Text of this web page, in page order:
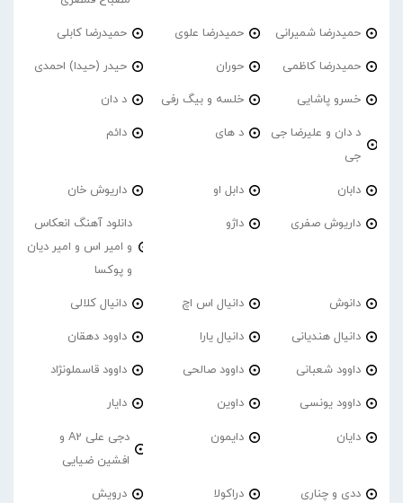
حمیدرضا شمیرانی حمیدرضا علوی حمیدرضا کابلی
حمیدرضا کاظمی حوران حیدر (حیدا) احمدی
خسرو پاشایی خلسه و بیگ رفی د دان
د دان و علیرضا جی
جی
د های دائم
دابان دابل او داریوش خان
داریوش صفری داژو
دانلود آهنگ انعکاس
و امیر اس و امیر دیان
و پوکسا
دانوش دانیال اس اچ دانیال کلالی
دانیال هندیانی دانیال یارا داوود دهقان
داوود شعبانی داوود صالحی داوود قاسملونژاد
داوود یونسی داوین دایار
دایان دایمون
دجی علی A2 و
افشین ضیایی
ددی و چناری دراکولا درویش